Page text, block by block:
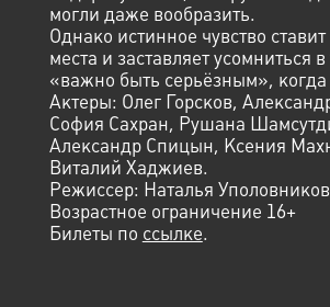
могли даже вообразить.
Однако истинное чувство
места и заставляет усомниться
«важно быть серьёзным»,
Актеры: Олег Горсков,
София Сахран, Рушана
Александр Спицын, Ксения
Виталий Хаджиев.
Режиссер: Наталья
Возрастное ограничение 16+
Билеты по ссылке.